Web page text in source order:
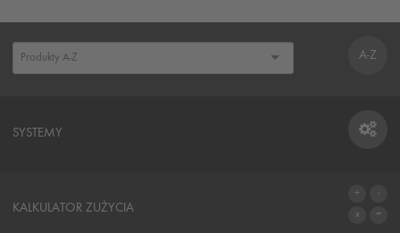
A-Z
SYSTEMY
KALKULATOR ZUŻYCIA